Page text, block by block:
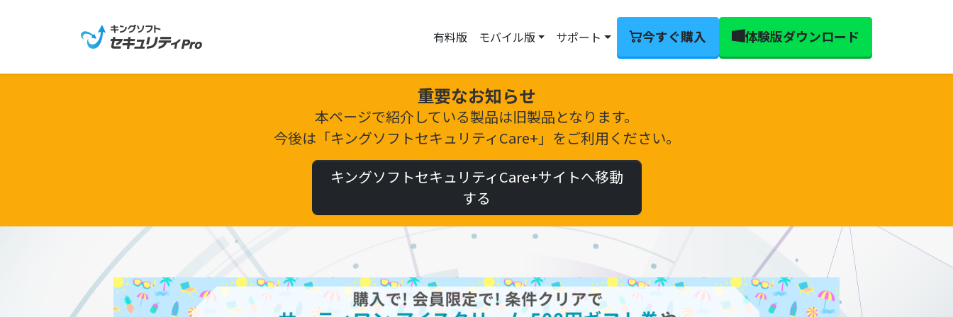
有料版 モバイル版 サポート 今すぐ購入 体験版ダウンロード
重要なお知らせ
本ページで紹介している製品は旧製品となります。
今後は「キングソフトセキュリティCare+」をご利用ください。
キングソフトセキュリティCare+サイトへ移動
する